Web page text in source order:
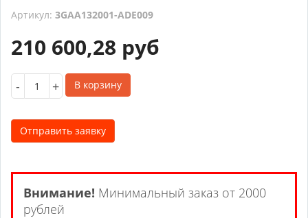
Артикул: 3GAA132001-ADE009
210 600,28 руб
- + В корзину
Отправить заявку
Внимание! Минимальный заказ от 2000
рублей